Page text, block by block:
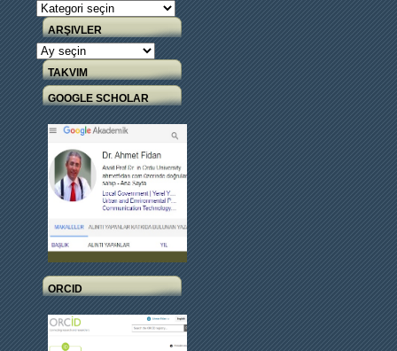
Yazı
Kategorileri
ARŞIVLER
Arşivler
TAKVIM
GOOGLE SCHOLAR
ORCID